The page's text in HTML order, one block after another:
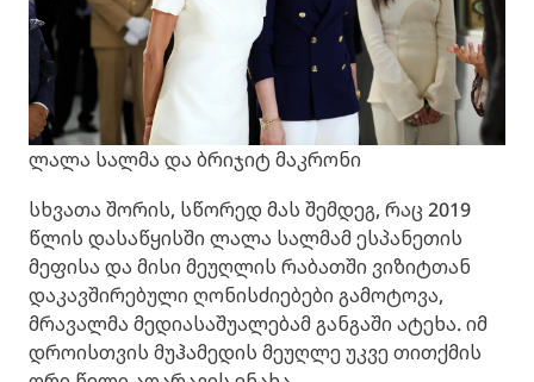
ლალა სალმა და ბრიჯიტ მაკრონი
სხვათა შორის, სწორედ მას შემდეგ, რაც 2019
წლის დასაწყისში ლალა სალმამ ესპანეთის
მეფისა და მისი მეუღლის რაბათში ვიზიტთან
დაკავშირებული ღონისძიებები გამოტოვა,
მრავალმა მედიასაშუალებამ განგაში ატეხა. იმ
დროისთვის მუჰამედის მეუღლე უკვე თითქმის